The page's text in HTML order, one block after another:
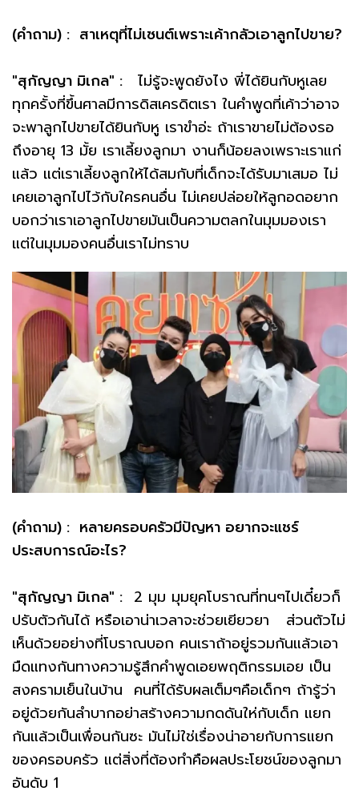
(คำถาม) : สาเหตุที่ไม่เซนต์เพราะเค้ากลัวเอาลูกไปขาย?
"สุกัญญา มิเกล" :
ไม่รู้จะพูดยังไง พี่ได้ยินกับหูเลย
ทุกครั้งที่ขึ้นศาลมีการดิสเครดิตเรา ในคำพูดที่เค้าว่าอาจ
จะพาลูกไปขายได้ยินกับหู เราขำอ่ะ ถ้าเราขายไม่ต้องรอ
ถึงอายุ 13 มั้ย เราเลี้ยงลูกมา งานก็น้อยลงเพราะเราแก่
แล้ว แต่เราเลี้ยงลูกให้ได้สมกับที่เด็กจะได้รับมาเสมอ ไม่
เคยเอาลูกไปไว้กับใครคนอื่น ไม่เคยปล่อยให้ลูกอดอยาก
บอกว่าเราเอาลูกไปขายมันเป็นความตลกในมุมมองเรา
แต่ในมุมมองคนอื่นเราไม่ทราบ
(คำถาม) : หลายครอบครัวมีปัญหา อยากจะแชร์
ประสบการณ์อะไร?
"สุกัญญา มิเกล" : 2 มุม มุมยุคโบราณที่ทนๆไปเดี๋ยวก็
ปรับตัวกันได้ หรือเอาน่าเวลาจะช่วยเยียวยา ส่วนตัวไม่
เห็นด้วยอย่างที่โบราณบอก คนเราถ้าอยู่รวมกันแล้วเอา
มืดแทงกันทางความรู้สึกคำพูดเอยพฤติกรรมเอย เป็น
สงครามเย็นในบ้าน คนที่ได้รับผลเต็มๆคือเด็กๆ ถ้ารู้ว่า
อยู่ด้วยกันลำบากอย่าสร้างความกดดันให่กับเด็ก แยก
กันแล้วเป็นเพื่อนกันซะ มันไม่ใช่เรื่องน่าอายกับการแยก
ของครอบครัว แต่สิ่งที่ต้องทำคือผลประโยชน์ของลูกมา
อันดับ 1